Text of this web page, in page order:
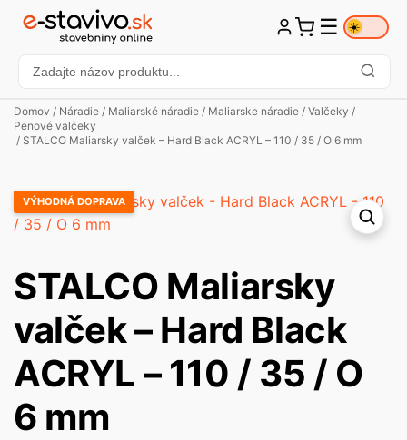
☰ ☀️
Domov / Náradie / Maliarské náradie / Maliarske náradie / Valčeky /
Penové valčeky
/ STALCO Maliarsky valček – Hard Black ACRYL – 110 / 35 / O 6 mm
VÝHODNÁ DOPRAVA
STALCO Maliarsky
valček – Hard Black
ACRYL – 110 / 35 / O
6 mm